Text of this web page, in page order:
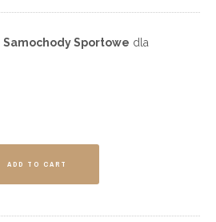
Samochody Sportowe dla
ADD TO CART